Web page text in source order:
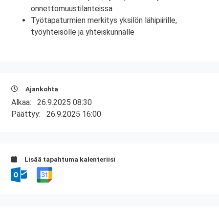
onnettomuustilanteissa
Työtapaturmien merkitys yksilön lähipiirille,
työyhteisölle ja yhteiskunnalle
Ajankohta
Alkaa: 26.9.2025 08:30
Päättyy: 26.9.2025 16:00
Lisää tapahtuma kalenteriisi